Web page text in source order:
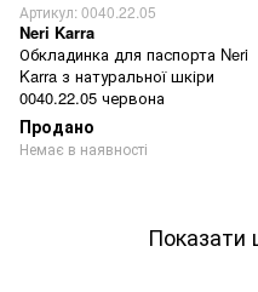
Артикул: 0040.22.05
Neri Karra
Обкладинка для паспорта Neri
Karra з натуральної шкіри
0040.22.05 червона
Продано
Немає в наявності
Показати